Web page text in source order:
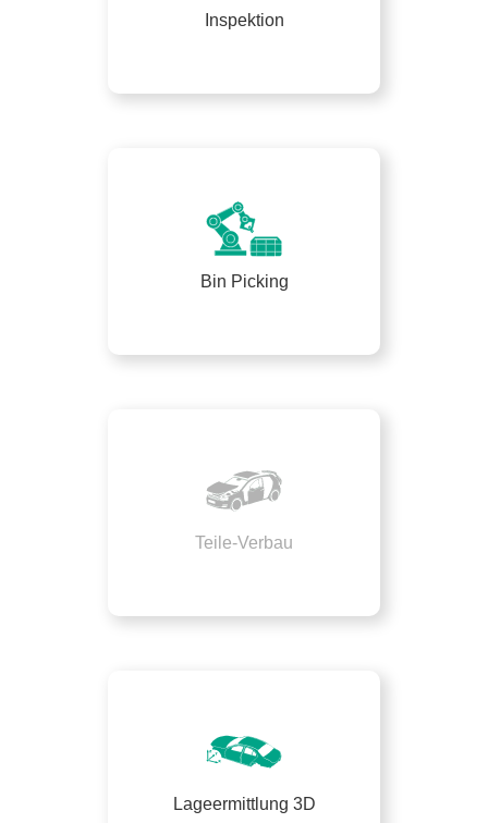
Inspektion
Bin Picking
Teile-Verbau
Lageermittlung 3D